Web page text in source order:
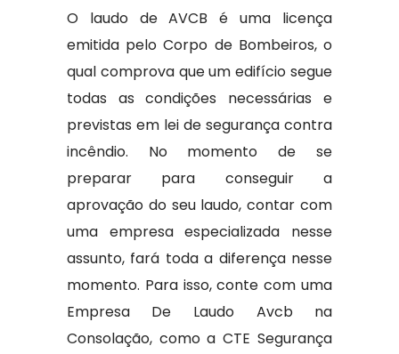
O laudo de AVCB é uma licença
emitida pelo Corpo de Bombeiros, o
qual comprova que um edifício segue
todas as condições necessárias e
previstas em lei de segurança contra
incêndio. No momento de se
preparar para conseguir a
aprovação do seu laudo, contar com
uma empresa especializada nesse
assunto, fará toda a diferença nesse
momento. Para isso, conte com uma
Empresa De Laudo Avcb na
Consolação, como a CTE Segurança